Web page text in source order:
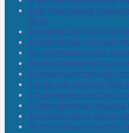
Краснохолмская
№ 21
Кутеремская сельская
Кучашевская сельская
Малокачаковская
Нижнекачмашевская
Новокильбахтинская
Сазовская сельская
Староорьебашевская
Старояшевская
Тюльдинская сельская
Чилибеевская сельская